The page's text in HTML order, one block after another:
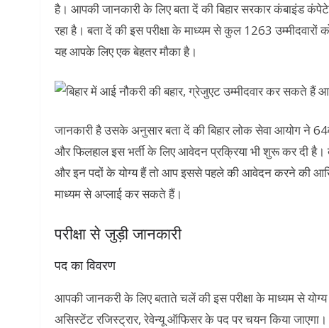
है। आपकी जानकारी के लिए बता दें की बिहार सरकार कंबाइंड
रहा है। बता दें की इस परीक्षा के माध्यम से कुल 1263
यह आपके लिए एक बेहतर मौका है।
जानकारी है उसके अनुसार बता दें की बिहार लोक सेवा आयोग ने
और फिलहाल इस भर्ती के लिए आवेदन प्रक्रिया भी शुरू कर दी
और इन पदों के योग्य हैं तो आप इससे पहले की आवेदन करने की
माध्यम से अप्लाई कर सकते हैं।
परीक्षा से जुड़ी जानकारी
पद का विवरण
आपकी जानकरी के लिए बताते चलें की इस परीक्षा के माध्यम से
असिस्टेंट रजिस्ट्रार, रेवेन्यू ऑफिसर के पद पर चयन किया